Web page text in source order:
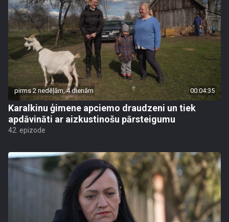
pirms 2 nedēļām, 4 dienām 00:04:35
Karalkinu ģimene apciemo draudzeni un tiek
apdāvināti ar aizkustinošu pārsteigumu
42. epizode